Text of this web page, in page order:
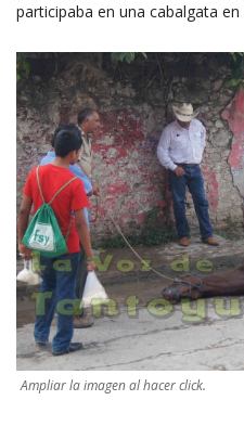
participaba en una cabalgata
Ampliar la imagen al hacer click.